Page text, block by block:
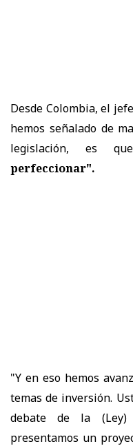
Desde Colombia, el
hemos señalado de
legislación, es que
perfeccionar".
"Y en eso hemos
temas de inversión.
debate de la (Ley)
presentamos un